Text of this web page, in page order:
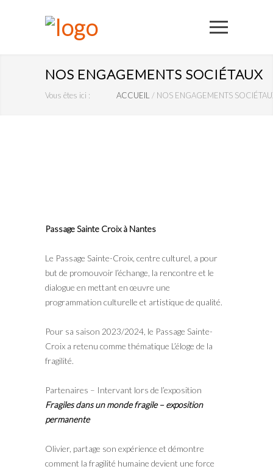
NOS ENGAGEMENTS SOCIÉTAUX
Vous êtes ici : ACCUEIL / NOS ENGAGEMENTS
Passage Sainte Croix à Nantes
Le Passage Sainte-Croix, centre culturel, a pour
but de promouvoir l’échange, la rencontre et le
dialogue en mettant en œuvre une
programmation culturelle et artistique de qualité.
Pour sa saison 2023/2024, le Passage Sainte-
Croix a retenu comme thématique L’éloge de la
fragilité.
Partenaires – Intervant lors de l’exposition
Fragiles dans un monde fragile – exposition
permanente
Olivier, partage son expérience et démontre
comment la fragilité humaine devient une force